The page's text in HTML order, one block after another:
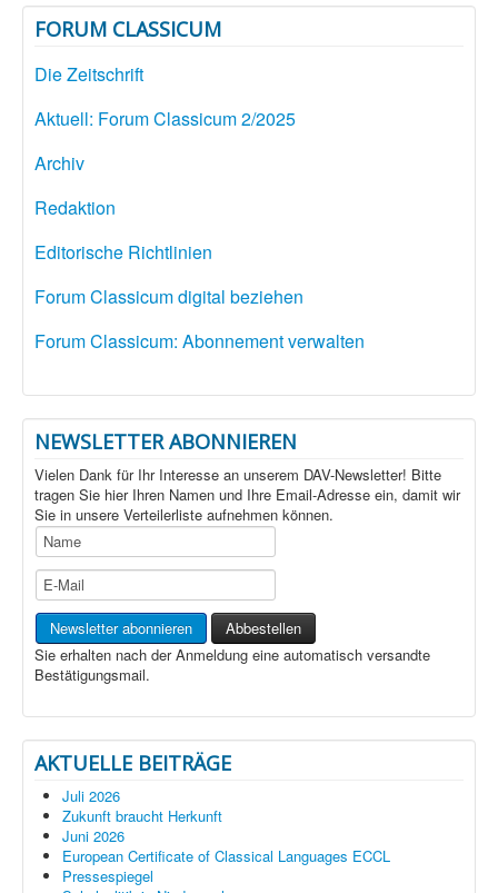
FORUM CLASSICUM
Die Zeitschrift
Aktuell: Forum Classicum 2/2025
Archiv
Redaktion
Editorische Richtlinien
Forum Classicum digital beziehen
Forum Classicum: Abonnement verwalten
NEWSLETTER ABONNIEREN
Vielen Dank für Ihr Interesse an unserem DAV-Newsletter! Bitte
tragen Sie hier Ihren Namen und Ihre Email-Adresse ein, damit wir
Sie in unsere Verteilerliste aufnehmen können.
Sie erhalten nach der Anmeldung eine automatisch versandte
Bestätigungsmail.
AKTUELLE BEITRÄGE
Juli 2026
Zukunft braucht Herkunft
Juni 2026
European Certificate of Classical Languages ECCL
Pressespiegel